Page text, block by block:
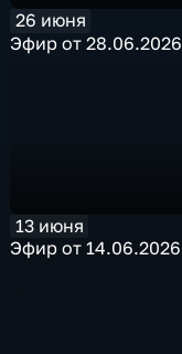
26 июня
Эфир от 28.06.2026
13 июня
Эфир от 14.06.2026